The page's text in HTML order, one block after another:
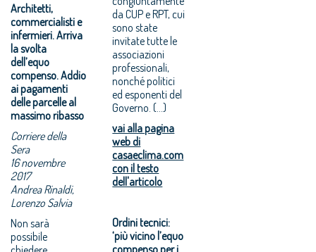
Architetti,
commercialisti e
infermieri. Arriva
la svolta
dell’equo
compenso. Addio
ai pagamenti
delle parcelle al
massimo ribasso
Corriere della
Sera
16 novembre
2017
Andrea Rinaldi,
Lorenzo Salvia
Non sarà
possibile
da CUP e RPT, cui
sono state
invitate tutte le
associazioni
professionali,
nonché politici
ed esponenti del
Governo. (...)
vai alla pagina
web di
casaeclima.com
con il testo
dell'articolo
Ordini tecnici:
‘più vicino l’equo
compenso per i